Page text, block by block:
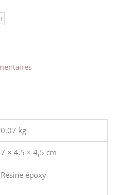
+
0,07 kg
7 × 4,5 × 4,5 cm
Résine époxy